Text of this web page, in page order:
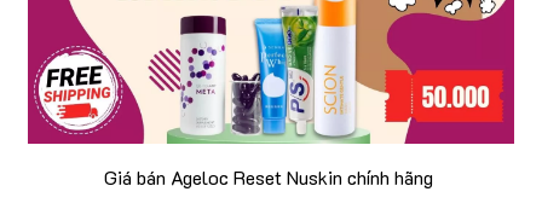
Giá bán Ageloc Reset Nuskin chính hãng